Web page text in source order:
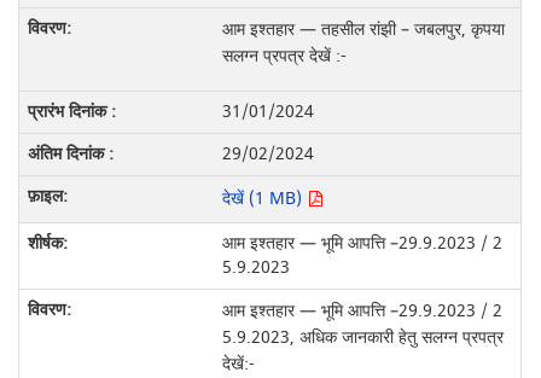
आम इश्तहार — तहसील रांझी – जबलपुर, कृपया
सलग्न प्रपत्र देखें :-
31/01/2024
29/02/2024
देखें (1 MB)
आम इश्तहार — भूमि आपत्ति –29.9.2023 / 2
5.9.2023
आम इश्तहार — भूमि आपत्ति –29.9.2023 / 2
5.9.2023, अधिक जानकारी हेतु सलग्न प्रपत्र
देखें:-